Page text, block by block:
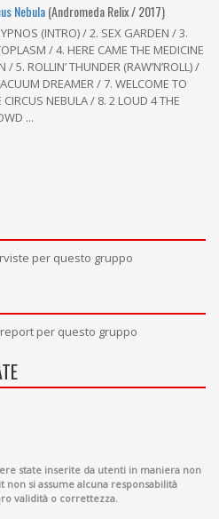
Nebula(Andromeda Relix / 2017)
(INTRO) / 2. SEX GARDEN / 3.
/ 4. HERE CAME THE MEDICINE
/ 5. ROLLIN’ THUNDER (RAW’N’ROLL) /
DREAMER / 7. WELCOME TO
CIRCUS NEBULA / 8. 2 LOUD 4 THE
...
per questo gruppo
per questo gruppo
state inserite da utenti in maniera non
non si assume alcuna responsabilità
validità o correttezza.